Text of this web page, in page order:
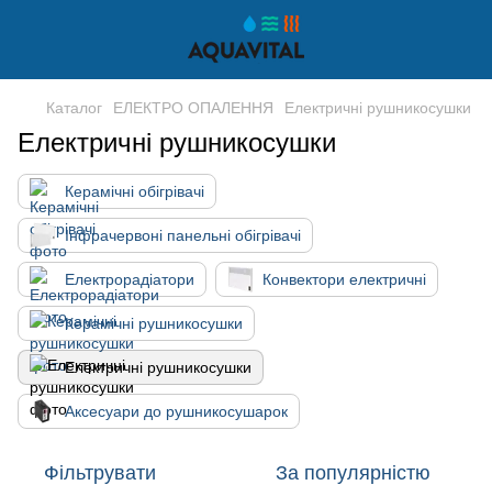
Каталог ЕЛЕКТРО ОПАЛЕННЯ Електричні рушникосушки
Електричні рушникосушки
Керамічні обігрівачі
Інфрачервоні панельні обігрівачі
Електрорадіатори Конвектори електричні
Керамічні рушникосушки
Електричні рушникосушки
Аксесуари до рушникосушарок
Фільтрувати За популярністю